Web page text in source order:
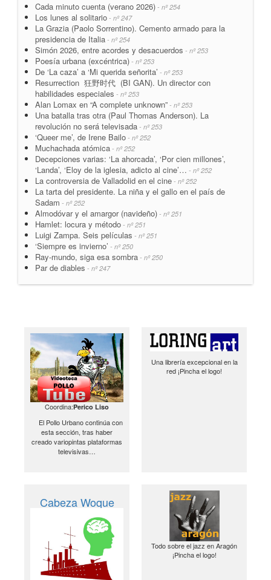
Cada minuto cuenta (verano 2026) - nº 254
Los lunes al solitario - nº 247
La Grazia (Paolo Sorrentino). Cemento armado para la
presidencia de Italia - nº 254
Simón 2026, entre acordes y desacuerdos - nº 253
Poesía urbana (excéntrica) - nº 253
De ‘La caza’ a ‘Mi querida señorita’ - nº 253
Resurrection 狂野时代 (BI GAN). Un director con
habilidades especiales - nº 253
Alan Lomax en “A complete unknown” - nº 253
Una batalla tras otra (Paul Thomas Anderson). La
revolución no será televisada - nº 253
‘Queer me’, de Irene Bailo - nº 252
Muchachada atómica - nº 252
Decepciones varias: ‘La ahorcada’, ‘Por cien millones’,
‘Landa’, ‘Eloy de la iglesia, adicto al cine’… - nº 252
La controversia de Valladolid en el cine - nº 252
La tarta del presidente. La niña y el gallo en el país de
Sadam - nº 252
Almodóvar y el amargor (navideño) - nº 251
Hamlet: locura y método - nº 251
Luigi Zampa. Seis películas - nº 251
‘Siempre es invierno’ - nº 250
Ray-mundo, siga esa sombra - nº 250
Par de diables - nº 247
Coordina:Perico Liso
El Pollo Urbano continúa con
esta sección, tras haber
creado variopintas plataformas
televisivas…
Una librería excepcional en la
red ¡Pincha el logo!
Cabeza Woque
Todo sobre el jazz en Aragón
¡Pincha el logo!